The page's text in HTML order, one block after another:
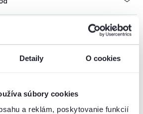
Detaily O cookies
súbory cookies
a reklám, poskytovanie funkcií
požadované informácie?
a my vám radi poradíme